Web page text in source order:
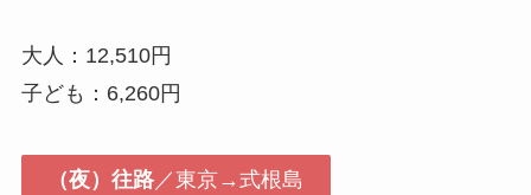
大人：12,510円
子ども：6,260円
（夜）往路 ／東京→式根島